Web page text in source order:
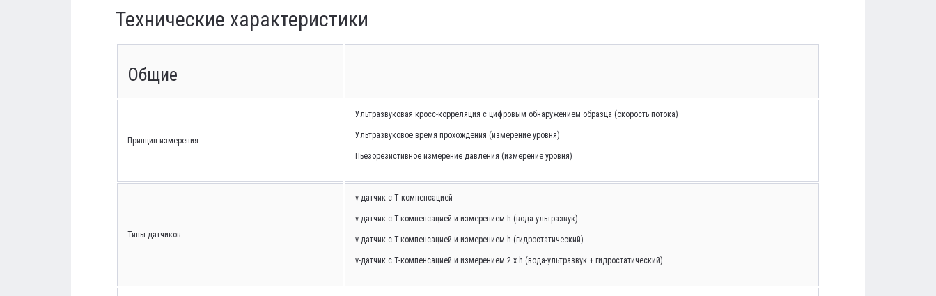
Технические характеристики
Общие
Принцип измерения
Ультразвуковая кросс-корреляция с цифровым обнаружением образца (скорость потока)
Ультразвуковое время прохождения (измерение уровня)
Пьезорезистивное измерение давления (измерение уровня)
Типы датчиков
v-датчик с Т-компенсацией
v-датчик с T-компенсацией и измерением h (вода-ультразвук)
v-датчик с T-компенсацией и измерением h (гидростатический)
v-датчик с T-компенсацией и измерением 2 x h (вода-ультразвук + гидростатический)